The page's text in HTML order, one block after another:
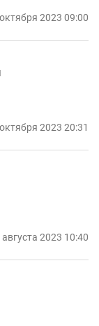
2023 09:00
2023 20:31
августа 2023 10:40